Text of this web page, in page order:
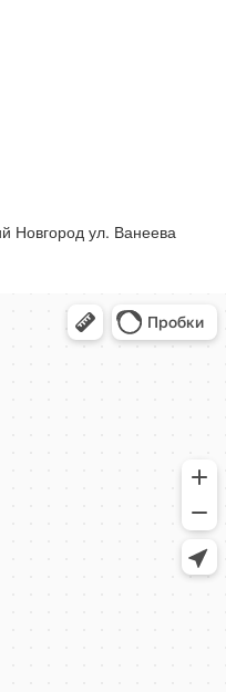
Новгород ул. Ванеева